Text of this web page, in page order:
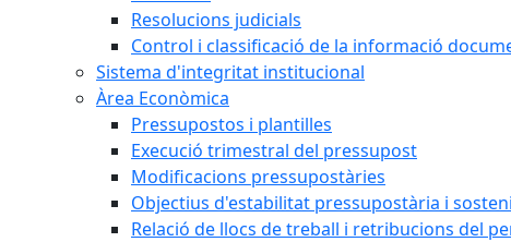
Resolucions judicials
Control i classificació de la informació
Sistema d'integritat institucional
Àrea Econòmica
Pressupostos i plantilles
Execució trimestral del pressupost
Modificacions pressupostàries
Objectius d'estabilitat pressupostària i
Relació de llocs de treball i retribucions del